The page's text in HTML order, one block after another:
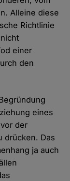
Alleine diese
Richtlinie
einer
den
eines
der
drücken. Das
ja auch